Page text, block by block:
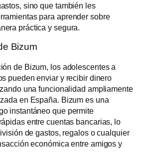
sino que también les
para aprender sobre
práctica y segura.
Bizum
de Bizum, los adolescentes a
pueden enviar y recibir dinero
una funcionalidad ampliamente
en España. Bizum es una
instantáneo que permite
entre cuentas bancarias, lo
de gastos, regalos o cualquier
económica entre amigos y